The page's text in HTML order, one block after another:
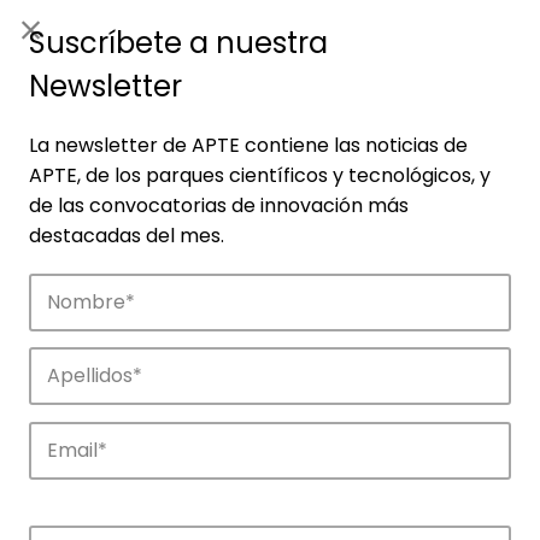
Empresas
Descubre las empresas que impulsan la
innovación en los parques de APTE.
Suscríbete a nuestra
Newsletter
La newsletter de APTE contiene las noticias de
APTE, de los parques científicos y tecnológicos, y
de las convocatorias de innovación más
destacadas del mes.